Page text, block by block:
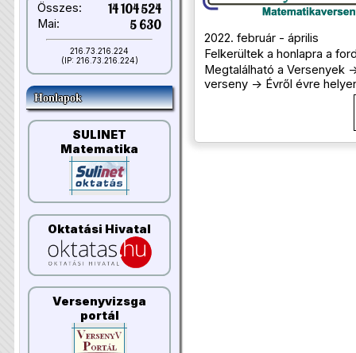
Összes: 14 104 524
Mai: 5 630
216.73.216.224
(IP: 216.73.216.224)
Honlapok
SULINET
Matematika
Oktatási Hivatal
Versenyvizsga
portál
2022. február - április
Felkerültek a honlapra a
Megtalálható a Versenyek
verseny -> Évről évre